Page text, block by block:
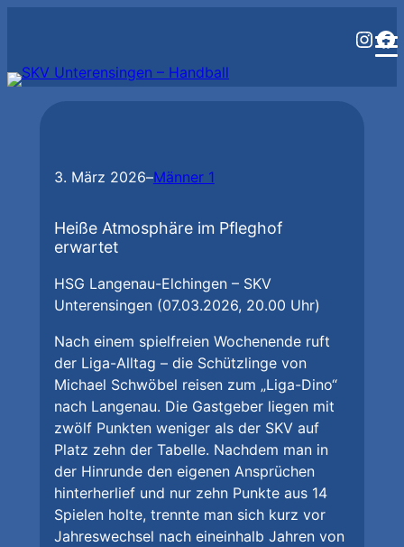
springen
3. März 2026–Männer 1
Heiße Atmosphäre im Pfleghof
erwartet
HSG Langenau-Elchingen – SKV
Unterensingen (07.03.2026, 20.00 Uhr)
Nach einem spielfreien Wochenende ruft
der Liga-Alltag – die Schützlinge von
Michael Schwöbel reisen zum „Liga-Dino“
nach Langenau. Die Gastgeber liegen mit
zwölf Punkten weniger als der SKV auf
Platz zehn der Tabelle. Nachdem man in
der Hinrunde den eigenen Ansprüchen
hinterherlief und nur zehn Punkte aus 14
Spielen holte, trennte man sich kurz vor
Jahreswechsel nach eineinhalb Jahren von